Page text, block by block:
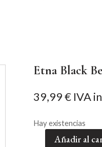
Etna Black
39,99€ IVA
Hay existencias
Añadir al